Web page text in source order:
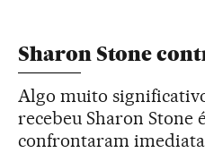
Sharon Stone
Algo muito
recebeu Sharon Stone
confrontaram